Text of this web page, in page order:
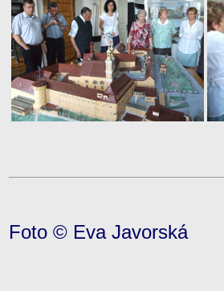
Foto © Eva Javorská